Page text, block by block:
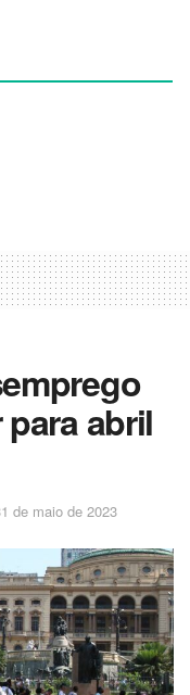
para abril
de maio de 2023